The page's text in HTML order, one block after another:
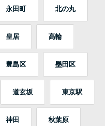
永田町 北の丸
皇居 高輪
豊島区 墨田区
道玄坂 東京駅
神田 秋葉原